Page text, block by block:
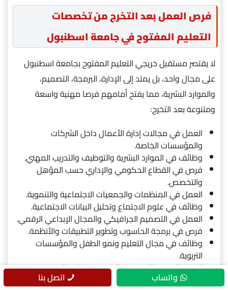
فرص العمل بعد التخرج من تخصصات
التعليم المفتوح في جامعة اسطنبول
لا يقتصر مستقبل خريجي التعليم المفتوح بجامعة اسطنبول
على مجال واحد، بل يمتد إلى الإدارة، البرمجة، التصميم،
والموارد البشرية، مما يفتح أمامهم فرصا مهنية واسعة
ومتنوعة بعد التخرج:
العمل في مجالات إدارة الأعمال داخل الشركات
والمؤسسات الخاصة.
وظائف في الموارد البشرية والتوظيف والتدريب المهني.
فرص في القطاع الحكومي والإداري حسب المؤهل
والتخصص.
العمل في المنظمات والجمعيات الاجتماعية والتنموية.
وظائف في علوم الاجتماع وتحليل البيانات الاجتماعية.
العمل في التصميم الجرافيكي والمجال الإبداعي الرقمي.
فرص في برمجة الحاسوب وتطوير التطبيقات والأنظمة.
وظائف في مجال التعليم ونمو الطفل والمؤسسات
التربوية.
العمل الحر في التصميم والبرمجة وصناعة المحتوى
الرقمي.واتساب اتصل بنا